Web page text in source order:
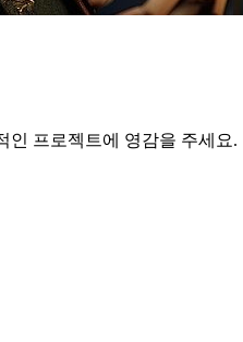
인 프로젝트에 영감을 주세요.